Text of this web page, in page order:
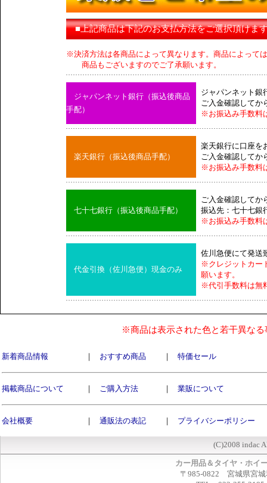
■上記商品は下記のお支払方法をご選択頂けま
※決済方法は各商品によって異なります。商品によって
商品もございますのでご了承願います。
ジャパンネット銀行（振込後商品
手配）
ジャパンネット銀
ご入金確認してか
※お振込み手数料
楽天銀行（振込後商品手配）
楽天銀行に口座を
ご入金確認してか
※お振込み手数料
七十七銀行（振込後商品手配）
ご入金確認してか
振込先：七十七銀
※お振込み手数料
代金引換（佐川急便）現金のみ
佐川急便にて発送
※クレジットカー
願います。
※代引手数料は無
※商品は表示された色と若干異な
新着商品情報 ｜ おすすめ商品 ｜ 特価セール
掲載商品について ｜ ご購入方法 ｜ 業販について
会社概要 ｜ 通販法の表記 ｜ プライバシーポリシー
(C)2008 indac
カー用品＆タイヤ・ホイ
〒985-0822 宮城県宮城